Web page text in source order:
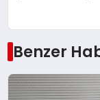
Benzer